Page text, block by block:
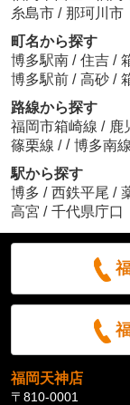
糸島市 / 那珂川市
町名から探す
博多駅南 / 住吉 /
博多駅前 / 高砂 /
路線から探す
福岡市箱崎線 / 鹿
篠栗線 / / 博多南線
駅から探す
博多 / 西鉄平尾 /
高宮 / 千代県庁口
福岡天神店
〒810-0001